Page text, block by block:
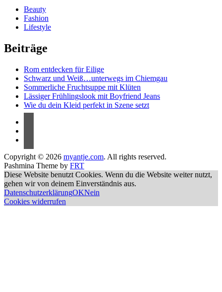
Beauty
Fashion
Lifestyle
Beiträge
Rom entdecken für Eilige
Schwarz und Weiß…unterwegs im Chiemgau
Sommerliche Fruchtsuppe mit Klüten
Lässiger Frühlingslook mit Boyfriend Jeans
Wie du dein Kleid perfekt in Szene setzt
Copyright © 2026 myantje.com. All rights reserved.
Pashmina Theme by FRT
Diese Website benutzt Cookies. Wenn du die Website weiter nutzt,
gehen wir von deinem Einverständnis aus.
DatenschutzerklärungOKNein
Cookies widerrufen